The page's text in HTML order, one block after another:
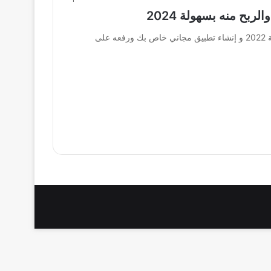
منه بسهولة 2024
طريقة انشاء تطبيق اندرويد بدون برمجة والربح منه بسهولة 2022 و إنشاء تطبيق مجاني خاص بك ورفعه على